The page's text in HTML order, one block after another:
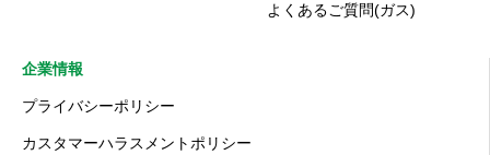
よくあるご質問(ガス)
企業情報
プライバシーポリシー
カスタマーハラスメントポリシー